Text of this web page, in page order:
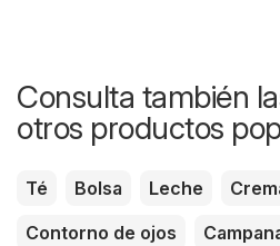
Consulta también
otros productos
Té Bolsa Leche
Contorno de ojos